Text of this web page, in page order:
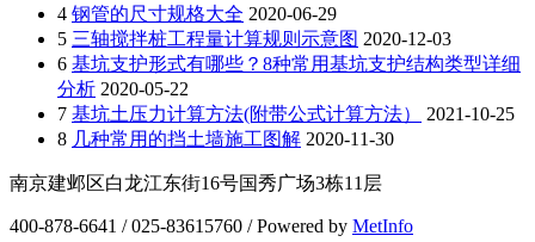
4 钢管的尺寸规格大全 2020-06-29
5 三轴搅拌桩工程量计算规则示意图 2020-12-03
6 基坑支护形式有哪些？8种常用基坑支护结构类型详细
分析 2020-05-22
7 基坑土压力计算方法(附带公式计算方法）
2021-10-25
8 几种常用的挡土墙施工图解 2020-11-30
南京建邺区白龙江东街16号国秀广场3栋11层
400-878-6641 / 025-83615760 / Powered by MetInfo